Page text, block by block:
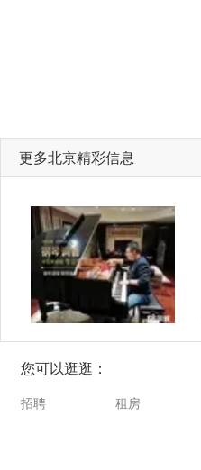
更多北京精彩信息
您可以逛逛：
招聘 租房